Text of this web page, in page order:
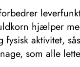
hjælper
aktivitet,
som alle